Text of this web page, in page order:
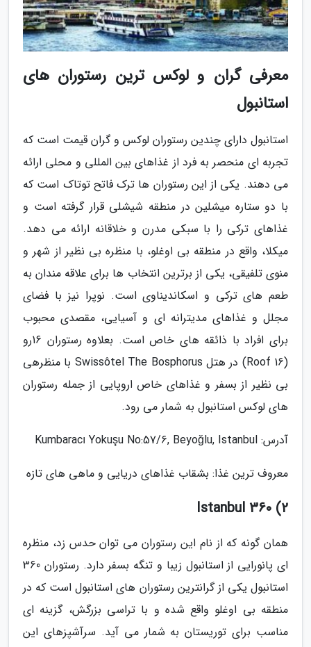
معرفی گران و لوکس ترین رستوران های
استانبول
استانبول دارای چندین رستوران لوکس و گران قیمت است که
تجربه ای منحصر به فرد از غذاهای بین المللی و محلی ارائه
می دهند. یکی از این رستوران ها ترک فاتح توتاک است که
با دو ستاره میشلین در منطقه شیشلی قرار گرفته است و
غذاهای ترکی را با سبکی مدرن و خلاقانه ارائه می دهد.
میکلا، واقع در منطقه بی اوغلو، با منظره بی نظیر از شهر و
منوی تلفیقی، یکی از برترین انتخاب ها برای علاقه مندان به
طعم های ترکی و اسکاندیناوی است. نوپرا نیز با فضای
مجلل و غذاهای مدیترانه ای و آسیایی، مقصدی محبوب
برای افراد با ذائقه های خاص است. بعلاوه رستوران 16رو
(16 Roof) در هتل Swissôtel The Bosphorus با منظرهی
بی نظیر از بسفر و غذاهای خاص اروپایی از جمله رستوران
های لوکس استانبول به شمار می رود.
آدرس: Kumbaracı Yokuşu No:57/6, Beyoğlu, Istanbul
معروف ترین غذا: بشقاب غذاهای دریایی و ماهی های تازه
2) 360 Istanbul
همان گونه که از نام این رستوران می توان حدس زد، منظره
ای پانورایی از استانبول زیبا و تنگه بسفر دارد. رستوران 360
استانبول یکی از گرانترین رستوران های استانبول است که در
منطقه بی اوغلو واقع شده و با تراسی بزرگش، گزینه ای
مناسب برای توریستان به شمار می آید. سرآشپزهای این